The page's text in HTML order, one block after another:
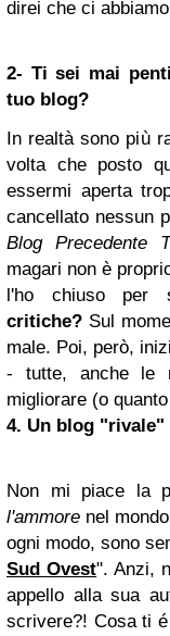
direi che ci
2- Ti sei mai
tuo blog?
In realtà sono più
volta che posto
essermi aperta
cancellato nessun
Blog Precedente
magari non è
l'ho chiuso per
critiche? Sul
male. Poi, però,
- tutte, anche le
migliorare (o
4. Un blog "rivale"
Non mi piace la
l'ammore nel
ogni modo, sono
Sud Ovest". Anzi,
appello alla sua
scrivere?! Cosa ti